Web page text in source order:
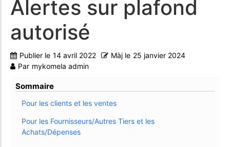
Alertes sur plafond
autorisé
Publier le 14 avril 2022 Màj le 25 janvier 2024
Par mykomela admin
Sommaire
Pour les clients et les ventes
Pour les Fournisseurs/Autres Tiers et les
Achats/Dépenses